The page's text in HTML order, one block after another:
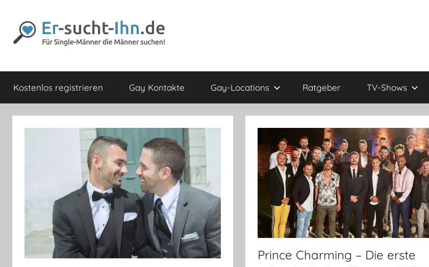
Inhalt
springen
Er-
sucht-
Ihn.de
Männer
die
Kostenlos registrieren Gay Kontakte Gay-Locations Ratgeber TV-Shows
Prince Charming – Die erste